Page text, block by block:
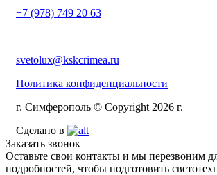
+7 (978) 749 20 63
svetolux@kskcrimea.ru
Политика конфиденциальности
г. Симферополь © Copyright 2026 г.
Сделано в
Заказать звонок
Оставьте свои контакты и мы перезвоним
подробностей, чтобы подготовить